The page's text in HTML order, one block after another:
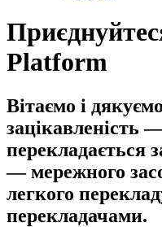
Platform
Вітаємо і
зацікавленість
перекладається
— мережного
легкого
перекладачами.